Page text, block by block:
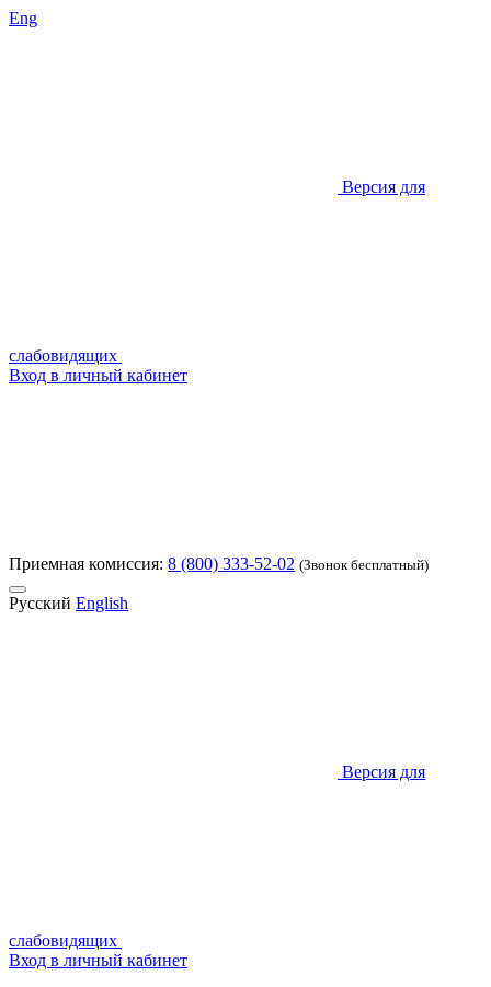
Eng
Версия для
слабовидящих
Вход в личный кабинет
Приемная комиссия: 8 (800) 333-52-02 (Звонок бесплатный)
Русский English
Версия для
слабовидящих
Вход в личный кабинет